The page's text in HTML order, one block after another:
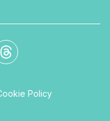
Policy